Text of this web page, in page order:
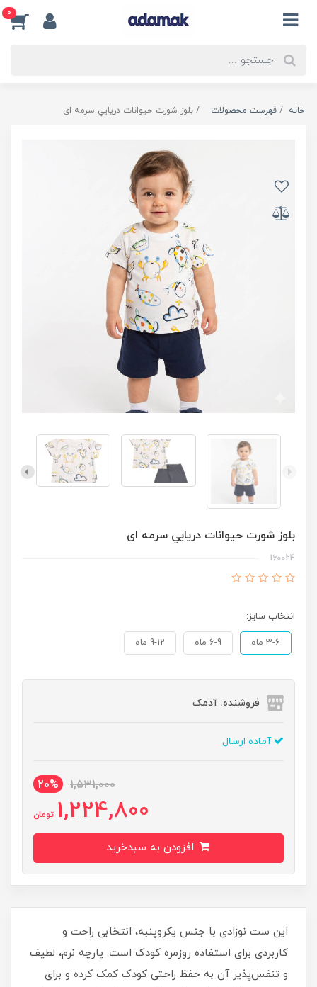
0
خانه فهرست محصولات بلوز شورت حيوانات دريايي سرمه ای
بلوز شورت حيوانات دريايي سرمه ای
انتخاب سایز:
3-6 ماه 6-9 ماه 9-12 ماه
فروشنده: آدمک
آماده ارسال
1,531,000
20%
1,224,800 تومان
این ست نوزادی با جنس یکروپنبه، انتخابی راحت و
کاربردی برای استفاده روزمره کودک است. پارچه نرم، لطیف
و تنفس‌پذیر آن به حفظ راحتی کودک کمک کرده و برای